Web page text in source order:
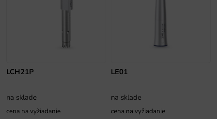
LCH21P
na sklade
cena na vyžiadanie
LE01
na sklade
cena na vyžiadanie